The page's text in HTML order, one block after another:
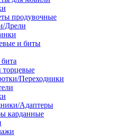
продувочные
Дрели
и биты
торцевые
Переходники
Адаптеры
карданные